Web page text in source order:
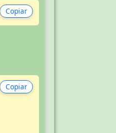
Copiar
Copiar